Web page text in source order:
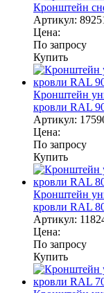
Кронштейн
Артикул:
Цена:
По запросу
Купить
Кронштейн
кровли RAL
Артикул:
Цена:
По запросу
Купить
Кронштейн
кровли RAL
Артикул:
Цена:
По запросу
Купить